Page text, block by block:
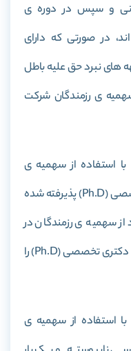
و سپس در دوره ی
در صورتی که دارای
جبهه های نبرد حق علیه باطل
ی رزمندگان شرکت
استفاده از سهمیه ی
رزمندگان یک بار در آزمون دکتری تخصصی (Ph.D) پذیرفته شده
سهمیه ی رزمندگان در
آزمون ورودی تحصیلات تکمیلی دوره دکتری تخصصی (Ph.D) را
استفاده از سهمیه ی